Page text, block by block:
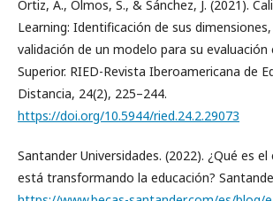
Ortiz, A., Olmos, S., & Sánchez, J. (2021).
Learning: Identificación de sus
validación de un modelo para su evaluación
Superior. RIED-Revista Iberoamericana de
Distancia, 24(2), 225–244.
https://doi.org/10.5944/ried.24.2.29073
Santander Universidades. (2022). ¿Qué es
está transformando la educación?